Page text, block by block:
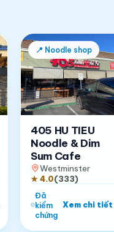
📍 Noodle shop
405 HU TIEU
Noodle & Dim
Sum Cafe
Westminster
★4.0(333)
Đã
kiểm
chứng
Xem chi tiết